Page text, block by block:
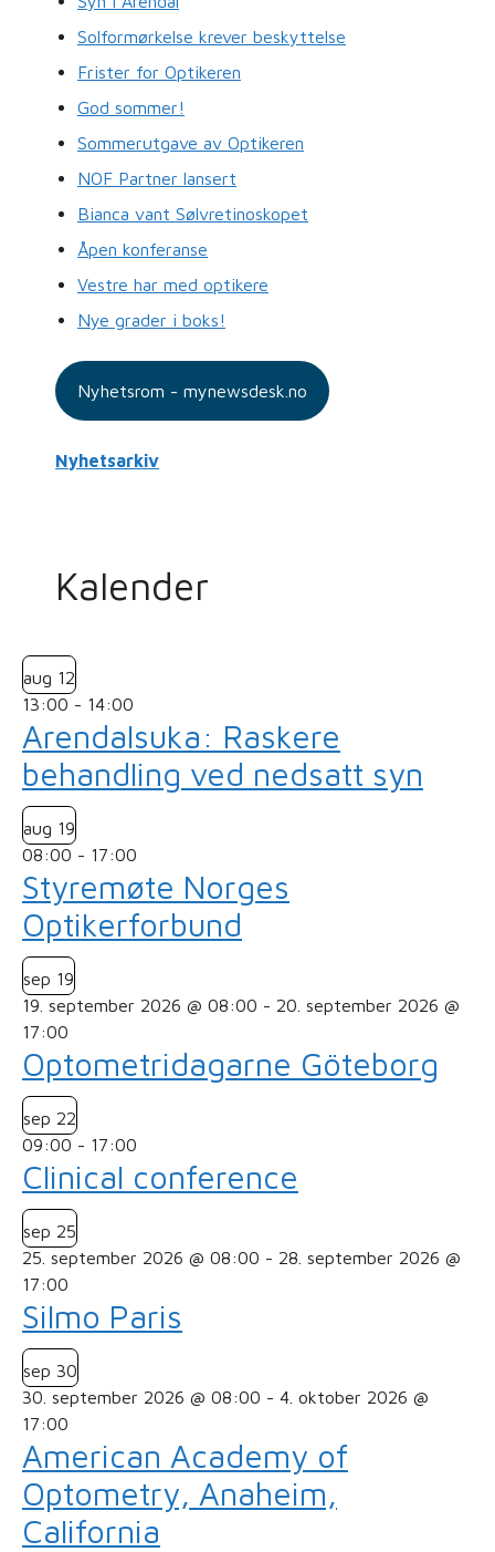
Solformørkelse krever beskyttelse
Frister for Optikeren
God sommer!
Sommerutgave av Optikeren
NOF Partner lansert
Bianca vant Sølvretinoskopet
Åpen konferanse
Vestre har med optikere
Nye grader i boks!
Nyhetsrom - mynewsdesk.no
Nyhetsarkiv
Kalender
aug 12
13:00 - 14:00
Arendalsuka: Raskere
behandling ved nedsatt syn
aug 19
08:00 - 17:00
Styremøte Norges
Optikerforbund
sep 19
19. september 2026 @ 08:00 - 20. september 2026 @
17:00
Optometridagarne Göteborg
sep 22
09:00 - 17:00
Clinical conference
sep 25
25. september 2026 @ 08:00 - 28. september 2026 @
17:00
Silmo Paris
sep 30
30. september 2026 @ 08:00 - 4. oktober 2026 @
17:00
American Academy of
Optometry, Anaheim,
California